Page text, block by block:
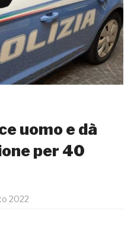
uomo e dà
per 40
2022